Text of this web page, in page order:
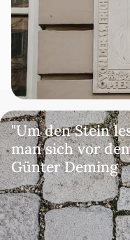
"Um den Stein
man sich vor
Günter Deming